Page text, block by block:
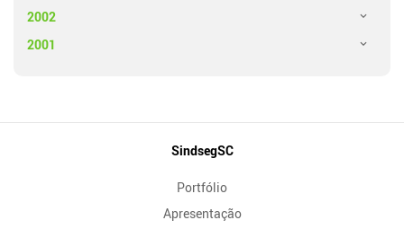
2002
2001
SindsegSC
Portfólio
Apresentação